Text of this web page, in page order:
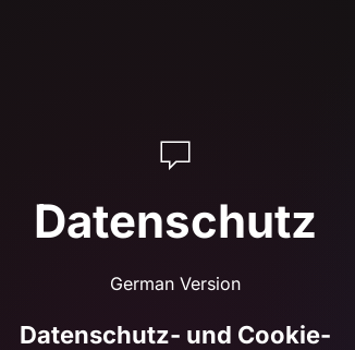
Datenschutz
German Version
Datenschutz- und Cookie-